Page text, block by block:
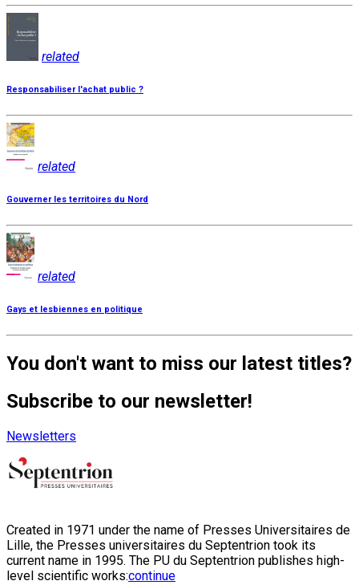
related
Responsabiliser l'achat public ?
related
Gouverner les territoires du Nord
related
Gays et lesbiennes en politique
You don't want to miss our latest titles?
Subscribe to our newsletter!
Newsletters
Created in 1971 under the name of Presses Universitaires de
Lille, the Presses universitaires du Septentrion took its
current name in 1995. The PU du Septentrion publishes high-
level scientific works:continue